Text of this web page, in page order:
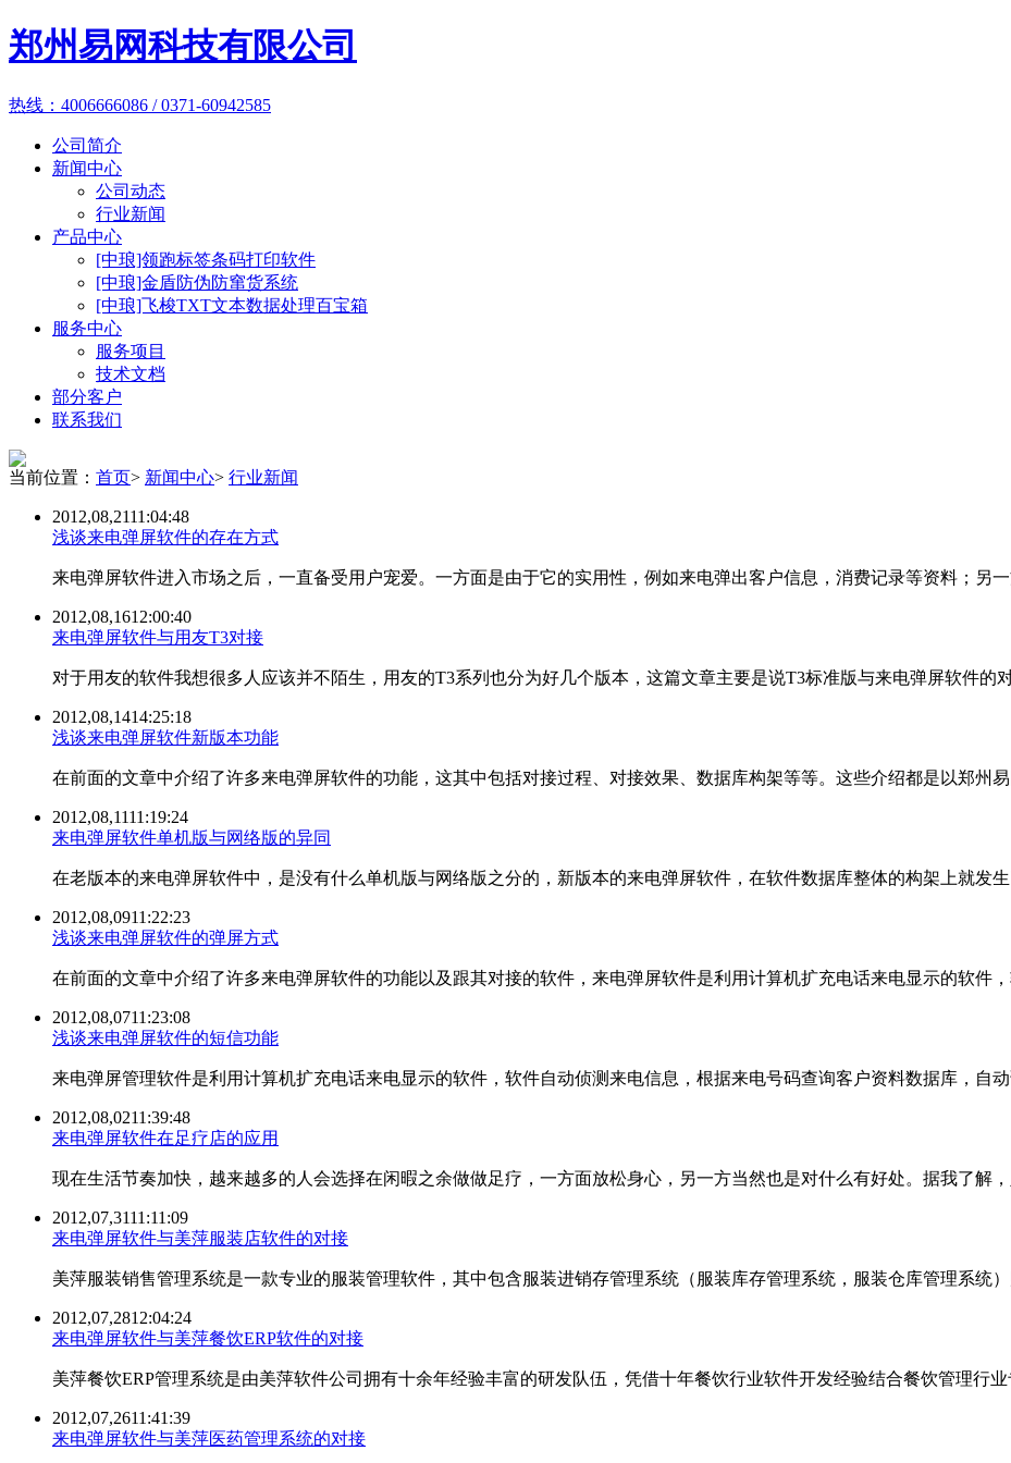
郑州易网科技有限公司
热线：4006666086 / 0371-60942585
公司简介
新闻中心
公司动态
行业新闻
产品中心
[中琅]领跑标签条码打印软件
[中琅]金盾防伪防窜货系统
[中琅]飞梭TXT文本数据处理百宝箱
服务中心
服务项目
技术文档
部分客户
联系我们
当前位置： 首页> 新闻中心> 行业新闻
2012,08,2111:04:48
浅谈来电弹屏软件的存在方式
来电弹屏软件进入市场之后，一直备受用户宠爱。一方面是由于它的实用性，例如来电弹出客户信息，消费记录等资料；另
2012,08,1612:00:40
来电弹屏软件与用友T3对接
对于用友的软件我想很多人应该并不陌生，用友的T3系列也分为好几个版本，这篇文章主要是说T3标准版与来电弹屏软件
2012,08,1414:25:18
浅谈来电弹屏软件新版本功能
在前面的文章中介绍了许多来电弹屏软件的功能，这其中包括对接过程、对接效果、数据库构架等等。这些介绍都是以郑州
2012,08,1111:19:24
来电弹屏软件单机版与网络版的异同
在老版本的来电弹屏软件中，是没有什么单机版与网络版之分的，新版本的来电弹屏软件，在软件数据库整体的构架上就发
2012,08,0911:22:23
浅谈来电弹屏软件的弹屏方式
在前面的文章中介绍了许多来电弹屏软件的功能以及跟其对接的软件，来电弹屏软件是利用计算机扩充电话来电显示的软件
2012,08,0711:23:08
浅谈来电弹屏软件的短信功能
来电弹屏管理软件是利用计算机扩充电话来电显示的软件，软件自动侦测来电信息，根据来电号码查询客户资料数据库，自
2012,08,0211:39:48
来电弹屏软件在足疗店的应用
现在生活节奏加快，越来越多的人会选择在闲暇之余做做足疗，一方面放松身心，另一方当然也是对什么有好处。据我了解
2012,07,3111:11:09
来电弹屏软件与美萍服装店软件的对接
美萍服装销售管理系统是一款专业的服装管理软件，其中包含服装进销存管理系统（服装库存管理系统，服装仓库管理系统
2012,07,2812:04:24
来电弹屏软件与美萍餐饮ERP软件的对接
美萍餐饮ERP管理系统是由美萍软件公司拥有十余年经验丰富的研发队伍，凭借十年餐饮行业软件开发经验结合餐饮管理行
2012,07,2611:41:39
来电弹屏软件与美萍医药管理系统的对接